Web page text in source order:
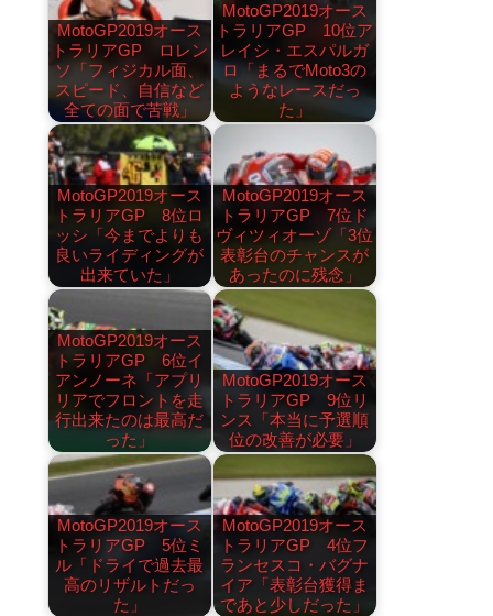
MotoGP2019オース
トラリアGP ロレン
ソ「フィジカル面、
スピード、自信など
全ての面で苦戦」
MotoGP2019オース
トラリアGP 10位ア
レイシ・エスパルガ
ロ「まるでMoto3の
ようなレースだっ
た」
MotoGP2019オース
トラリアGP 8位ロ
ッシ「今までよりも
良いライディングが
出来ていた」
MotoGP2019オース
トラリアGP 7位ド
ヴィツィオーゾ「3位
表彰台のチャンスが
あったのに残念」
MotoGP2019オース
トラリアGP 6位イ
アンノーネ「アプリ
リアでフロントを走
行出来たのは最高だ
った」
MotoGP2019オース
トラリアGP 9位リ
ンス「本当に予選順
位の改善が必要」
MotoGP2019オース
トラリアGP 5位ミ
ル「ドライで過去最
高のリザルトだっ
た」
MotoGP2019オース
トラリアGP 4位フ
ランセスコ・バグナ
イア「表彰台獲得ま
であと少しだった」